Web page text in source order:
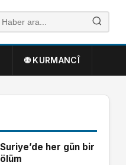
🌐 KURMANCÎ
Suriye’de her gün bir
ölüm